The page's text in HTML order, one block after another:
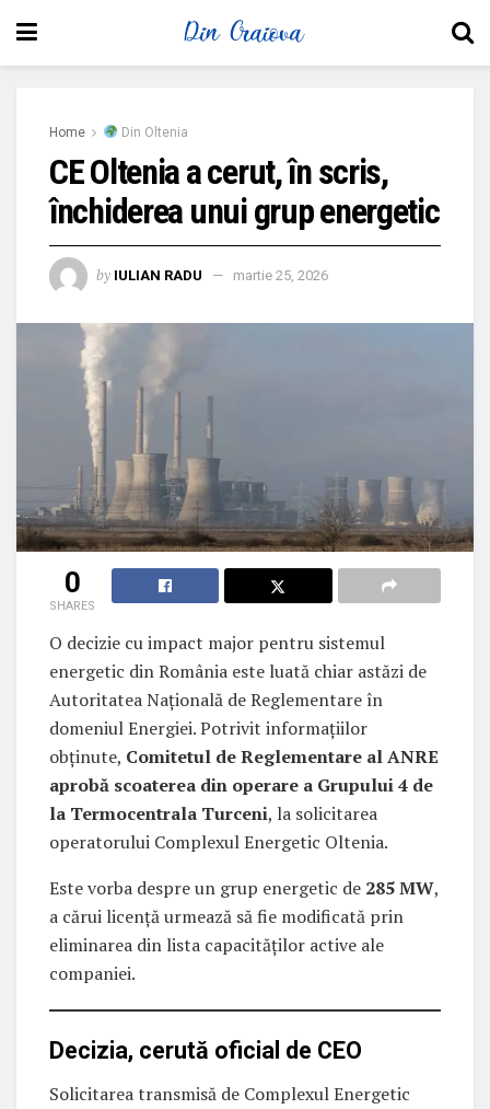
Home Din Oltenia
CE Oltenia a cerut, în scris,
închiderea unui grup energetic
by IULIAN RADU martie 25, 2026
0
SHARES
O decizie cu impact major pentru sistemul
energetic din România este luată chiar astăzi de
Autoritatea Națională de Reglementare în
domeniul Energiei. Potrivit informațiilor
obținute, Comitetul de Reglementare al ANRE
aprobă scoaterea din operare a Grupului 4 de
la Termocentrala Turceni, la solicitarea
operatorului Complexul Energetic Oltenia.
Este vorba despre un grup energetic de 285 MW,
a cărui licență urmează să fie modificată prin
eliminarea din lista capacităților active ale
companiei.
Decizia, cerută oficial de CEO
Solicitarea transmisă de Complexul Energetic